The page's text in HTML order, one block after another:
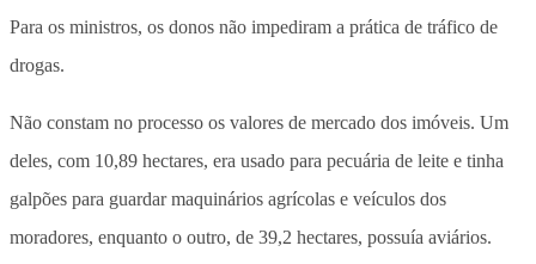
Para os ministros, os donos não impediram a prática de tráfico de
drogas.
Não constam no processo os valores de mercado dos imóveis. Um
deles, com 10,89 hectares, era usado para pecuária de leite e tinha
galpões para guardar maquinários agrícolas e veículos dos
moradores, enquanto o outro, de 39,2 hectares, possuía aviários.